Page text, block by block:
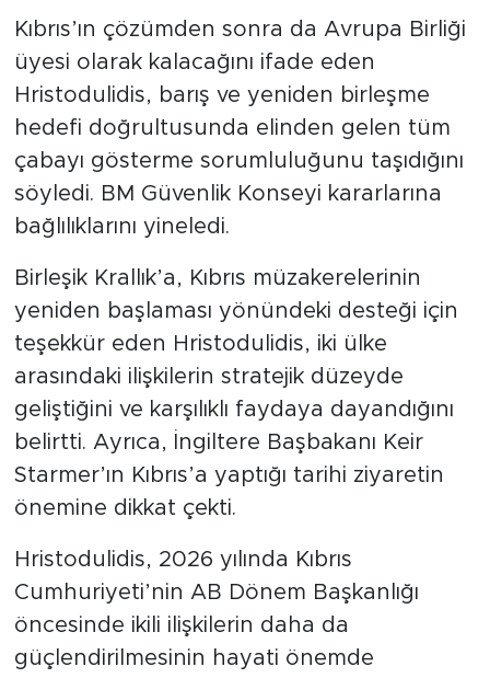
Kıbrıs’ın çözümden sonra da Avrupa Birliği
üyesi olarak kalacağını ifade eden
Hristodulidis, barış ve yeniden birleşme
hedefi doğrultusunda elinden gelen tüm
çabayı gösterme sorumluluğunu taşıdığını
söyledi. BM Güvenlik Konseyi kararlarına
bağlılıklarını yineledi.
Birleşik Krallık’a, Kıbrıs müzakerelerinin
yeniden başlaması yönündeki desteği için
teşekkür eden Hristodulidis, iki ülke
arasındaki ilişkilerin stratejik düzeyde
geliştiğini ve karşılıklı faydaya dayandığını
belirtti. Ayrıca, İngiltere Başbakanı Keir
Starmer’ın Kıbrıs’a yaptığı tarihi ziyaretin
önemine dikkat çekti.
Hristodulidis, 2026 yılında Kıbrıs
Cumhuriyeti’nin AB Dönem Başkanlığı
öncesinde ikili ilişkilerin daha da
güçlendirilmesinin hayati önemde